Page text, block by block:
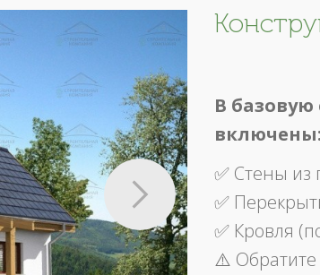
В базовую
включены:
✅ Стены из
✅
✅ Кровля
⚠️ Обратите